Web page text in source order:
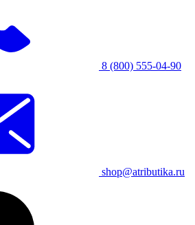
8 (800) 555-04-90
shop@atributika.ru